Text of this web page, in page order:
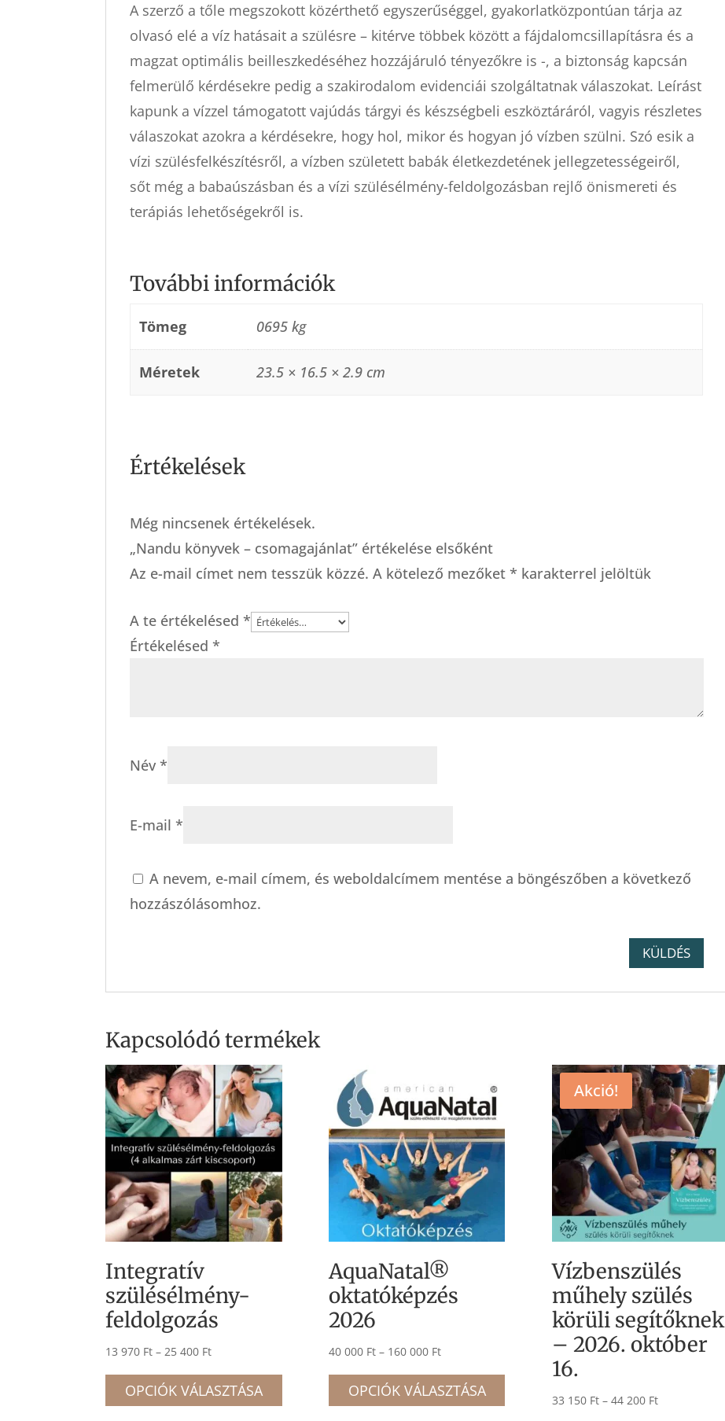
A szerző a tőle megszokott közérthető egyszerűséggel, gyakorlatközpontúan tárja az
olvasó elé a víz hatásait a szülésre – kitérve többek között a fájdalomcsillapításra és a
magzat optimális beilleszkedéséhez hozzájáruló tényezőkre is -, a biztonság kapcsán
felmerülő kérdésekre pedig a szakirodalom evidenciái szolgáltatnak válaszokat. Leírást
kapunk a vízzel támogatott vajúdás tárgyi és készségbeli eszköztáráról, vagyis részletes
válaszokat azokra a kérdésekre, hogy hol, mikor és hogyan jó vízben szülni. Szó esik a
vízi szülésfelkészítésről, a vízben született babák életkezdetének jellegzetességeiről,
sőt még a babaúszásban és a vízi szülésélmény-feldolgozásban rejlő önismereti és
terápiás lehetőségekről is.
További információk
Tömeg 0695 kg
Méretek 23.5 × 16.5 × 2.9 cm
Értékelések
Még nincsenek értékelések.
„Nandu könyvek – csomagajánlat” értékelése elsőként
Az e-mail címet nem tesszük közzé. A kötelező mezőket* karakterrel jelöltük
A te értékelésed*
Értékelésed*
Név*
E-mail*
A nevem, e-mail címem, és weboldalcímem mentése a böngészőben a következő
hozzászólásomhoz.
Kapcsolódó termékek
Integratív
szülésélmény-
feldolgozás
13 970 Ft – 25 400 FtÁrtartomány:
970 Ft
-
OPCIÓK VÁLASZTÁSA
Ennek
AquaNatal®
oktatóképzés
2026
40 000 Ft – 160 000 FtÁrtartomány:
000 Ft
-
OPCIÓK VÁLASZTÁSA
Ennek
Akció!
Vízbenszülés
műhely szülés
körüli segítőknek
– 2026. október
16.
33 150 Ft – 44 200 FtÁrtartomány: